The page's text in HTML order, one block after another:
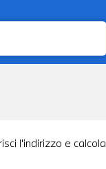
l'indirizzo e calcola